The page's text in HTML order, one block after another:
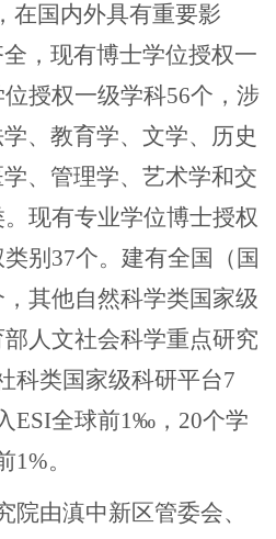
在国内外具有重要影
，现有博士学位授权一
授权一级学科56个，涉
、教育学、文学、历史
、管理学、艺术学和交
现有专业学位博士授权
别37个。建有全国（国
其他自然科学类国家级
人文社会科学重点研究
科类国家级科研平台7
ESI全球前1‰，20个学
。
院由滇中新区管委会、